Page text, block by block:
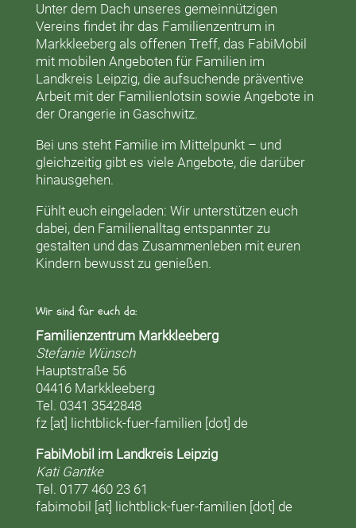
Unter dem Dach unseres gemeinnützigen
Vereins findet ihr das Familienzentrum in
Markkleebergals offenen Treff, das FabiMobil
mit mobilen Angeboten für Familien im
Landkreis Leipzig, die aufsuchende präventive
Arbeit mit der Familienlotsin sowie Angebote in
der Orangeriein Gaschwitz.
Bei uns steht Familie im Mittelpunkt – und
gleichzeitig gibt es viele Angebote, die darüber
hinausgehen.
Fühlt euch eingeladen: Wir unterstützen euch
dabei, den Familienalltag entspannter zu
gestalten und das Zusammenleben mit euren
Kindern bewusst zu genießen.
Wir sind für euch da:
Familienzentrum Markkleeberg
Stefanie Wünsch
Hauptstraße 56
04416 Markkleeberg
Tel. 0341 3542848
fz [at] lichtblick-fuer-familien [dot] de
FabiMobil im Landkreis Leipzig
Kati Gantke
Tel. 0177 460 23 61
fabimobil [at] lichtblick-fuer-familien [dot] de